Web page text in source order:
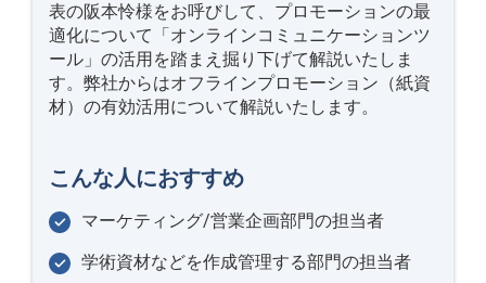
表の阪本怜様をお呼びして、プロモーションの最
適化について「オンラインコミュニケーションツ
ール」の活用を踏まえ掘り下げて解説いたしま
す。弊社からはオフラインプロモーション（紙資
材）の有効活用について解説いたします。
こんな人におすすめ
マーケティング/営業企画部門の担当者
学術資材などを作成管理する部門の担当者